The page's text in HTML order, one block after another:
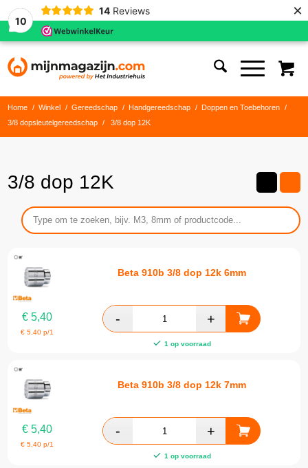
10
14 Reviews ×
Home / Winkel / Gereedschap / Handgereedschap / Doppen en Toebehoren
/
3/8 dopsleutelgereedschap
/ 3/8 dop 12K
3/8 dop 12K
Beta 910b 3/8 dop 12k 6mm
€ 5,40
€5,40 p/1
1 op voorraad
Beta 910b 3/8 dop 12k 7mm
€ 5,40
€5,40 p/1
1 op voorraad